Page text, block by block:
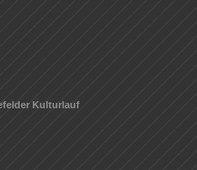
Kulturlauf